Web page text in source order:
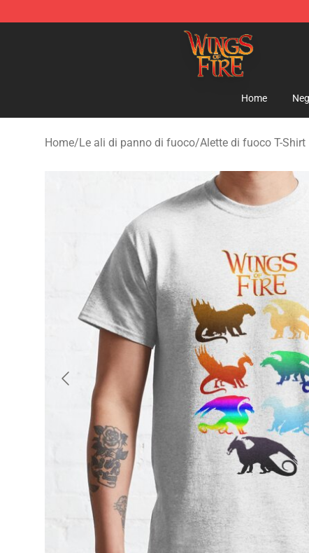
Wings of Fire Shop - Official Wings of Fire
Home
Home/Le ali di panno di fuoco/Alette di fuoco T-Shirt